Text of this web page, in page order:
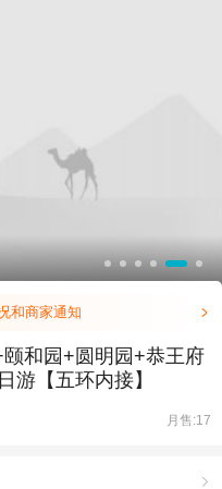
和商家通知 
和园+圆明园+恭王府
游【五环内接】
月售:17
